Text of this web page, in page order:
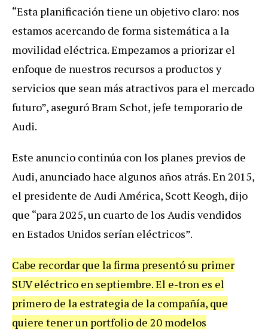
“Esta planificación tiene un objetivo claro: nos
estamos acercando de forma sistemática a la
movilidad eléctrica. Empezamos a priorizar el
enfoque de nuestros recursos a productos y
servicios que sean más atractivos para el mercado
futuro”, aseguró Bram Schot, jefe temporario de
Audi.
Este anuncio continúa con los planes previos de
Audi, anunciado hace algunos años atrás. En 2015,
el presidente de Audi América, Scott Keogh, dijo
que “para 2025, un cuarto de los Audis vendidos
en Estados Unidos serían eléctricos”.
Cabe recordar que la firma presentó su primer
SUV eléctrico en septiembre. El e-tron es el
primero de la estrategia de la compañía, que
quiere tener un portfolio de 20 modelos